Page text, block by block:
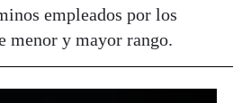
empleados por los
menor y mayor rango.